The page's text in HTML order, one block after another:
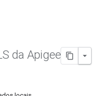
da Apigee